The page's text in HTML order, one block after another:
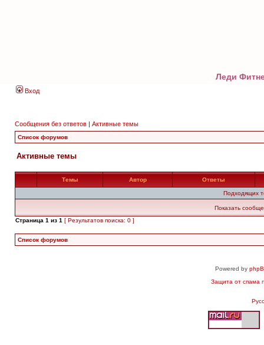
Леди
Вход
Сообщения без ответов | Активные темы
Список форумов
Активные темы
Темы Автор Ответы
Подходящих
Показать
Страница 1 из 1 [ Результатов поиска: 0 ]
Список форумов
Powered by
Защита от спама